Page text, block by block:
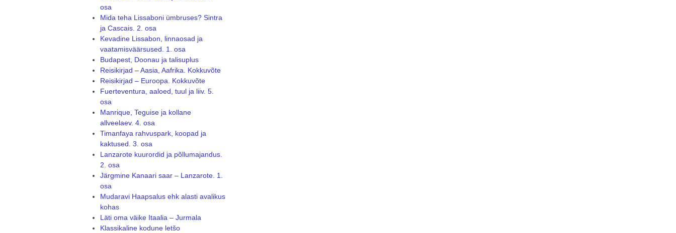
osa
Mida teha Lissaboni ümbruses? Sintra
ja Cascais. 2. osa
Kevadine Lissabon, linnaosad ja
vaatamisväärsused. 1. osa
Budapest, Doonau ja talisuplus
Reisikirjad – Aasia, Aafrika. Kokkuvõte
Reisikirjad – Euroopa. Kokkuvõte
Fuerteventura, aaloed, tuul ja liiv. 5.
osa
Manrique, Teguise ja kollane
allveelaev. 4. osa
Timanfaya rahvuspark, koopad ja
kaktused. 3. osa
Lanzarote kuurordid ja põllumajandus.
2. osa
Järgmine Kanaari saar – Lanzarote. 1.
osa
Mudaravi Haapsalus ehk alasti avalikus
kohas
Läti oma väike Itaalia – Jurmala
Klassikaline kodune letšo